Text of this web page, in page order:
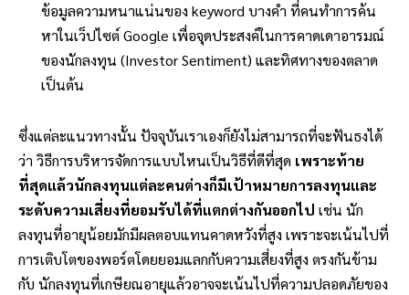
ข้อมูลความหนาแน่นของ keyword บางคำ ที่คนทำการค้น
หาในเว็ปไซต์ Google เพื่อจุดประสงค์ในการคาดเดาอารมณ์
ของนักลงทุน (Investor Sentiment) และทิศทางของตลาด
เป็นต้น
ซึ่งแต่ละแนวทางนั้น ปัจจุบันเราเองก็ยังไม่สามารถที่จะฟันธงได้
ว่า วิธีการบริหารจัดการแบบไหนเป็นวิธีที่ดีที่สุด เพราะท้าย
ที่สุดแล้วนักลงทุนแต่ละคนต่างก็มีเป้าหมายการลงทุนและ
ระดับความเสี่ยงที่ยอมรับได้ที่แตกต่างกันออกไป เช่น นัก
ลงทุนที่อายุน้อยมักมีผลตอบแทนคาดหวังที่สูง เพราะจะเน้นไปที่
การเติบโตของพอร์ตโดยยอมแลกกับความเสี่ยงที่สูง ตรงกันข้าม
กับ นักลงทุนที่เกษียณอายุแล้วอาจจะเน้นไปที่ความปลอดภัยของ